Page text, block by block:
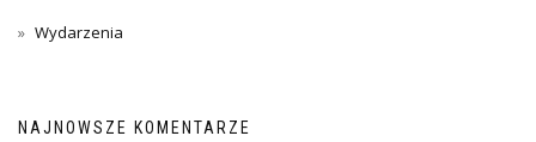
Wydarzenia
NAJNOWSZE KOMENTARZE